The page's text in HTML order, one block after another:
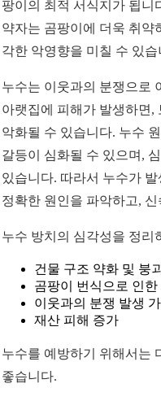
팡이의 최적 서식지가 됩니
약자는 곰팡이에 더욱 취약
각한 악영향을 미칠 수 있습
누수는 이웃과의 분쟁으로
아랫집에 피해가 발생하면,
악화될 수 있습니다. 누수
갈등이 심화될 수 있으며,
있습니다. 따라서 누수가
정확한 원인을 파악하고,
누수 방치의 심각성을 정리
건물 구조 약화 및 붕
곰팡이 번식으로 인한
이웃과의 분쟁 발생
재산 피해 증가
누수를 예방하기 위해서는
좋습니다.